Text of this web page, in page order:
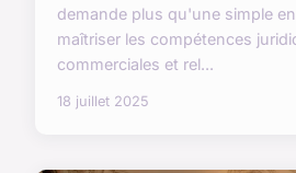
demande plus qu'une simple
maîtriser les compétences
commerciales et rel...
18 juillet 2025